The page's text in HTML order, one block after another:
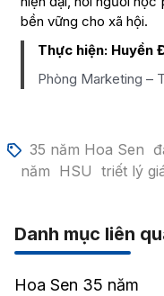
bền vững cho xã hội.
Thực hiện: Huyền
Phòng Marketing –
35 năm Hoa Sen
năm HSU triết lý
Danh mục liên
Hoa Sen 35 năm